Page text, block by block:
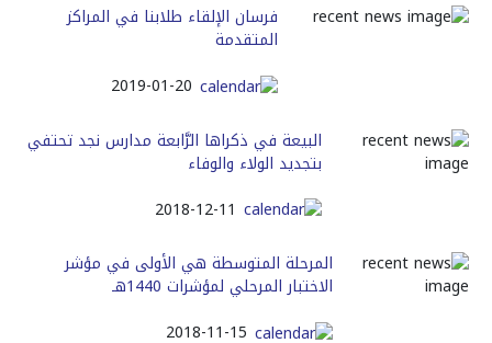
فرسان الإلقاء طلابنا في المراكز
المتقدمة
2019-01-20
البيعة في ذكراها الرَّابعة مدارس نجد تحتفي
بتجديد الولاء والوفاء
2018-12-11
المرحلة المتوسطة هي الأولى في مؤشر
الاختبار المرحلي لمؤشرات 1440هـ
2018-11-15